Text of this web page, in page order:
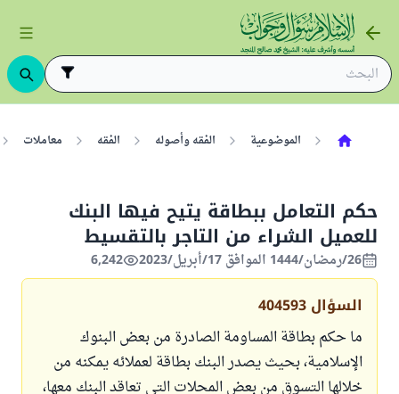
الموضوعية الفقه وأصوله الفقه معاملات
حكم التعامل ببطاقة يتيح فيها البنك
للعميل الشراء من التاجر بالتقسيط
26/رمضان/1444 الموافق 17/أبريل/2023 6,242
السؤال 404593
ما حكم بطاقة المساومة الصادرة من بعض البنوك
الإسلامية، بحيث يصدر البنك بطاقة لعملائه يمكنه من
خلالها التسوق من بعض المحلات التي تعاقد البنك معها،